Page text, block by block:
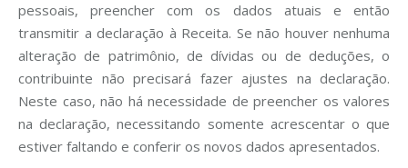
pessoais, preencher com os dados atuais e então
transmitir a declaração à Receita. Se não houver nenhuma
alteração de patrimônio, de dívidas ou de deduções, o
contribuinte não precisará fazer ajustes na declaração.
Neste caso, não há necessidade de preencher os valores
na declaração, necessitando somente acrescentar o que
estiver faltando e conferir os novos dados apresentados.